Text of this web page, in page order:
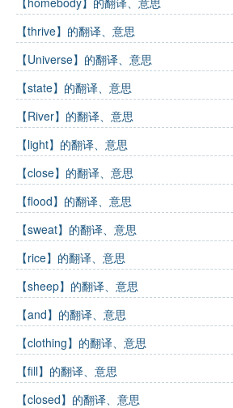
【thrive】的翻译、意思
【Universe】的翻译、意思
【state】的翻译、意思
【River】的翻译、意思
【light】的翻译、意思
【close】的翻译、意思
【flood】的翻译、意思
【sweat】的翻译、意思
【rice】的翻译、意思
【sheep】的翻译、意思
【and】的翻译、意思
【clothing】的翻译、意思
【fill】的翻译、意思
【closed】的翻译、意思